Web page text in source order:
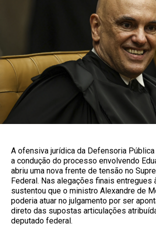
A ofensiva jurídica da Defensoria Pública
a condução do processo envolvendo
abriu uma nova frente de tensão no
Federal. Nas alegações finais entregues
sustentou que o ministro Alexandre de
poderia atuar no julgamento por ser
direto das supostas articulações
deputado federal.